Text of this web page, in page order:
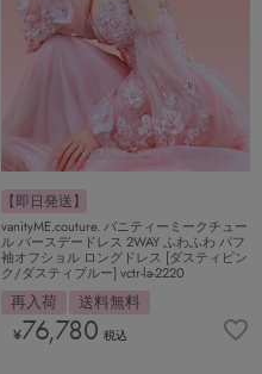
【即日発送】
vanityME.couture. バニティーミークチュー
ル バースデードレス 2WAY ふわふわ パフ
袖オフショル ロングドレス [ダスティピン
ク/ダスティブルー] vctr-la-2220
再入荷 送料無料
¥76,780 税込